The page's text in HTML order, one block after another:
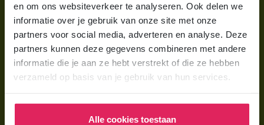
en om ons websiteverkeer te analyseren. Ook delen we
informatie over je gebruik van onze site met onze
partners voor social media, adverteren en analyse. Deze
partners kunnen deze gegevens combineren met andere
informatie die je aan ze hebt verstrekt of die ze hebben
verzameld op basis van je gebruik van hun services.
Alle cookies toestaan
Voor gastouders
Gastouder worden bij 4Kids